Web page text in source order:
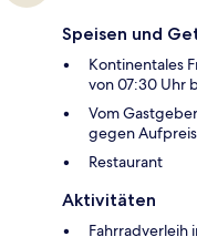
Speisen und
Kontinentales
von 07:30 Uhr
Vom
gegen Aufpreis
Restaurant
Aktivitäten
Fahrradverleih